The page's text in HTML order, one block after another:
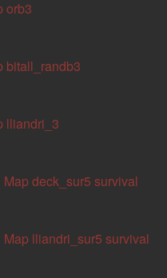
orb3
bitall_randb3
lliandri_3
deck_sur5 survival
lliandri_sur5 survival